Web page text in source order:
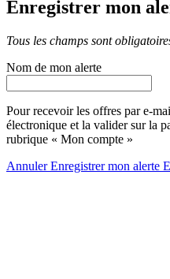
Enregistrer mon
Tous les champs sont
Nom de mon alerte
Pour recevoir les offres par e-
électronique et la valider sur la
rubrique « Mon compte »
AnnulerEnregistrer mon alerte